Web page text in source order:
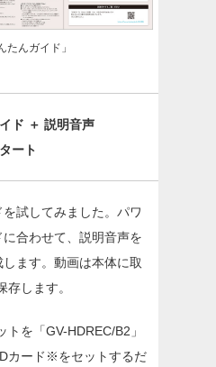
たんガイド」
ド ＋ 説明音声
ート
試してみました。パワ
合わせて、説明音声を
ます。動画は本体に取
存します。
トを「GV-HDREC/B2」
カード※をセットするだ